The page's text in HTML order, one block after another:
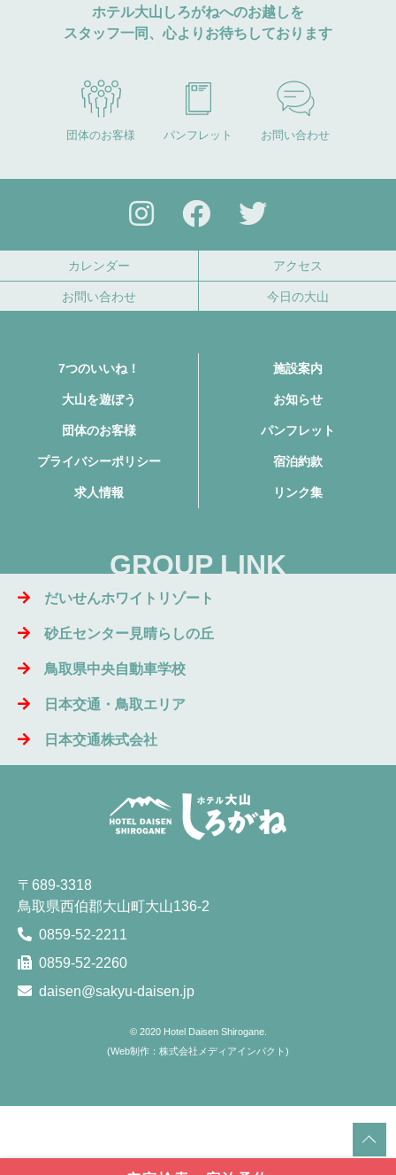
ホテル大山しろがねへのお越しを
スタッフ一同、心よりお待ちしております
団体のお客様 パンフレット お問い合わせ
カレンダー アクセス
お問い合わせ 今日の大山
7つのいいね！ 施設案内
大山を遊ぼう お知らせ
団体のお客様 パンフレット
プライバシーポリシー 宿泊約款
求人情報 リンク集
GROUP LINK
だいせんホワイトリゾート
砂丘センター見晴らしの丘
鳥取県中央自動車学校
日本交通・鳥取エリア
日本交通株式会社
〒689-3318
鳥取県西伯郡大山町大山136-2
0859-52-2211
0859-52-2260
daisen@sakyu-daisen.jp
© 2020 Hotel Daisen Shirogane.
(Web制作：株式会社メディアインパクト )